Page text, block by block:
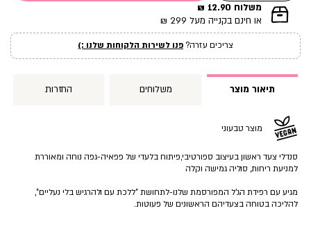
|
תומך
עמוד
מוצר
משלוח 12.90 ₪
או חינם בקנייה מעל 299 ₪
צריכים עזרה?פנו לשירות הלקוחות שלנו :)
תיאור מוצר משלוחים החזרות
מוצר טבעוני
סנדלי צעד ראשון בעיצוב ספורטיבי,פיתוח בלעדי של פפאיה-גפה נוחה ומאוררת
למניעת ריחות, סוליה גמישה וקלה
מגיע עם רפידת הג’ל המפורסמת שלנו-לתחושת ”ללכת עם ולהרגיש בלי נעליים”,
להליכה בטוחה בצעדיהם הראשונים של פעוטות.